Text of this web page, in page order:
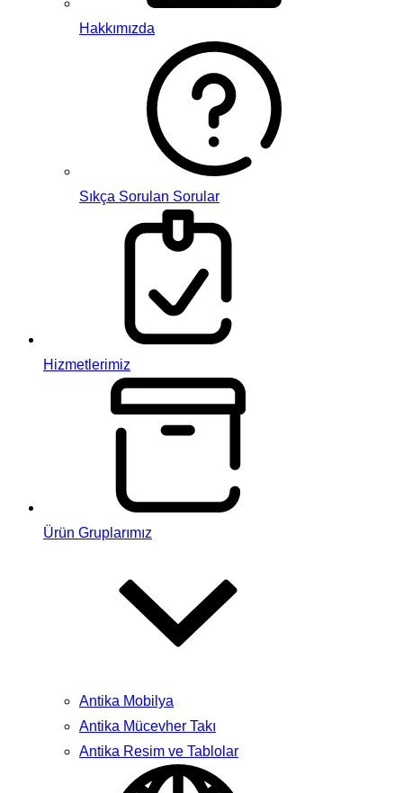
Hakkımızda
Sıkça Sorulan Sorular
Hizmetlerimiz
Ürün Gruplarımız
Antika Mobilya
Antika Mücevher Takı
Antika Resim ve Tablolar